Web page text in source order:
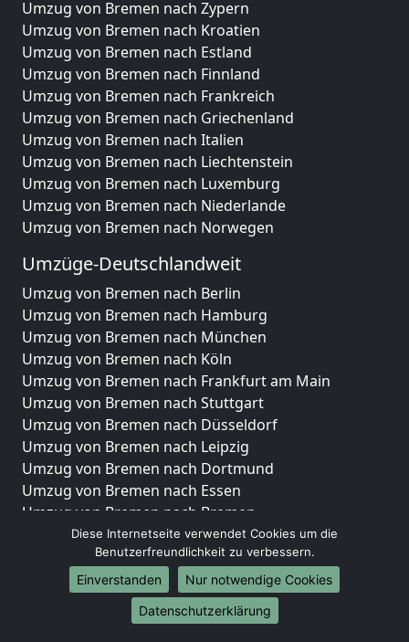
Umzug von Bremen nach Zypern
Umzug von Bremen nach Kroatien
Umzug von Bremen nach Estland
Umzug von Bremen nach Finnland
Umzug von Bremen nach Frankreich
Umzug von Bremen nach Griechenland
Umzug von Bremen nach Italien
Umzug von Bremen nach Liechtenstein
Umzug von Bremen nach Luxemburg
Umzug von Bremen nach Niederlande
Umzug von Bremen nach Norwegen
Umzüge-Deutschlandweit
Umzug von Bremen nach Berlin
Umzug von Bremen nach Hamburg
Umzug von Bremen nach München
Umzug von Bremen nach Köln
Umzug von Bremen nach Frankfurt am Main
Umzug von Bremen nach Stuttgart
Umzug von Bremen nach Düsseldorf
Umzug von Bremen nach Leipzig
Umzug von Bremen nach Dortmund
Umzug von Bremen nach Essen
Umzug von Bremen nach Bremen
Umzug von Bremen nach Dresden
Umzug von Bremen nach Hannover
Umzug von Bremen nach Nürnberg
Umzug von Bremen nach Duisburg
Umzug von Bremen nach Bochum
Diese Internetseite verwendet Cookies um die
Benutzerfreundlichkeit zu verbessern.
Einverstanden
Nur notwendige Cookies
Datenschutzerklärung